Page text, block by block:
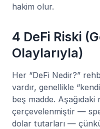
hakim olur.
4 DeFi Riski
Olaylarıyla)
Her “DeFi Nedir?”
vardır, genellikle
beş madde.
çerçevelenmiştir —
dolar tutarları —